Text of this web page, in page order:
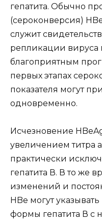
гепатита. Обычно
(сероконверсия)
служит
репликации вируса
благоприятным
первых этапах
показателя могут
одновременно.
Исчезновение
увеличением титра
практически
гепатита В. В то же
изменений и
HBe могут
формы гепатита В с